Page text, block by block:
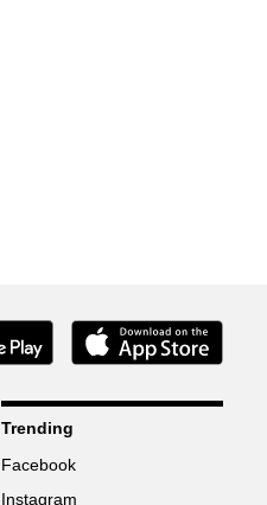
Trending
Facebook
Instagram